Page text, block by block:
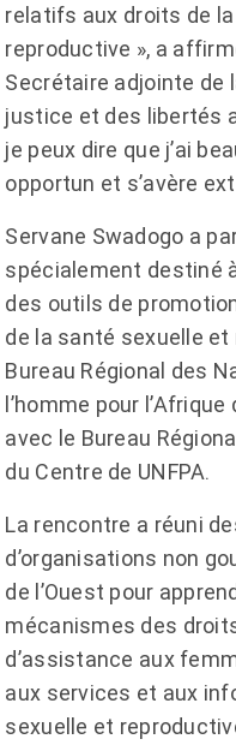
relatifs aux droits de
reproductive », a
Secrétaire adjointe de
justice et des libertés
je peux dire que j’ai
opportun et s’avère
Servane Swadogo a
spécialement destiné
des outils de
de la santé sexuelle
Bureau Régional des
l’homme pour
avec le Bureau
du Centre de UNFPA.
La rencontre a réuni
d’organisations non
de l’Ouest pour
mécanismes des
d’assistance aux
aux services et aux
sexuelle et